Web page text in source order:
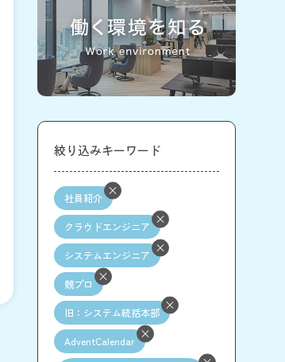
絞り込みキーワード
社員紹介
クラウドエンジニア
システムエンジニア
競プロ
旧：システム統括本部
AdventCalendar